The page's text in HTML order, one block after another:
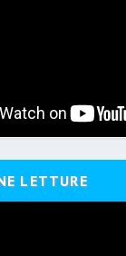
LETTURE